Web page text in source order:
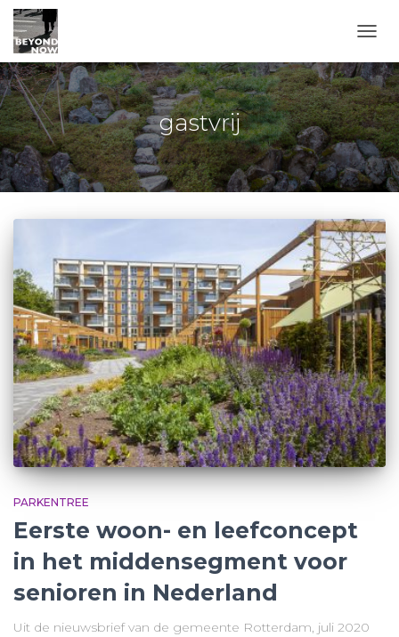
gastvrij
PARKENTREE
Eerste woon- en leefconcept
in het middensegment voor
senioren in Nederland
Uit de nieuwsbrief van de gemeente Rotterdam, juli 2020